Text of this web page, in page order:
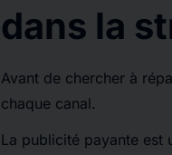
dans la
Avant de chercher à
chaque canal.
La publicité payante est